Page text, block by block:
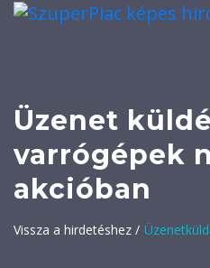
Üzenet
varrógépek
akcióban
Vissza a hirdetéshez /